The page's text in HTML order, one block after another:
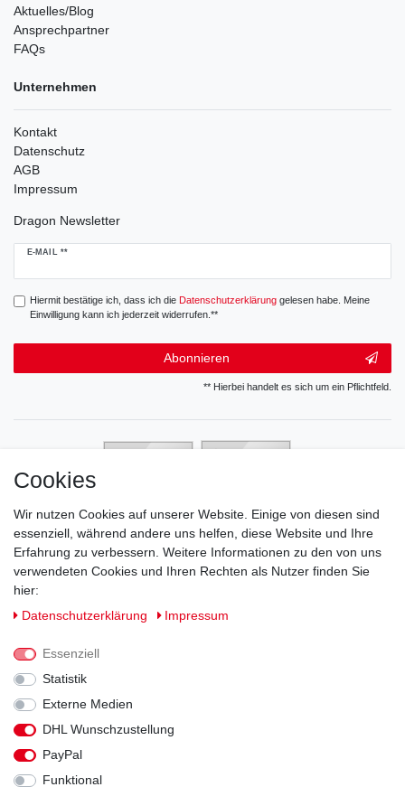
Aktuelles/Blog
Ansprechpartner
FAQs
Unternehmen
Kontakt
Datenschutz
AGB
Impressum
Dragon Newsletter
E-MAIL **
Newsletter
Hiermit bestätige ich, dass ich die Daten­schutz­erklärunggelesen habe. Meine
Einwilligung kann ich jederzeit widerrufen.**
Abonnieren
** Hierbei handelt es sich um ein Pflichtfeld.
Cookies
Wir nutzen Cookies auf unserer Website. Einige von diesen sind
essenziell, während andere uns helfen, diese Website und Ihre
Erfahrung zu verbessern. Weitere Informationen zu den von uns
verwendeten Cookies und Ihren Rechten als Nutzer finden Sie
hier:
Daten­schutz­erklärung
Impressum
Essenziell
Statistik
Externe Medien
DHL Wunschzustellung
PayPal
Funktional